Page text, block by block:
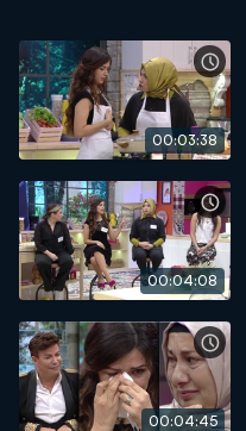
00:03:38
00:04:08
00:04:45